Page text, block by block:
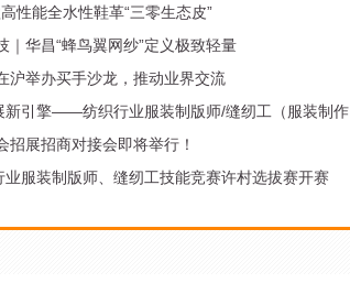
性能全水性鞋革“三零生态皮”
｜华昌“蜂鸟翼网纱”定义极致轻量
沪举办买手沙龙，推动业界交流
新引擎——纺织行业服装制版师/缝纫工（服装制作
官！展招商对接会即将举行！
服装制版师、缝纫工技能竞赛许村选拔赛开赛